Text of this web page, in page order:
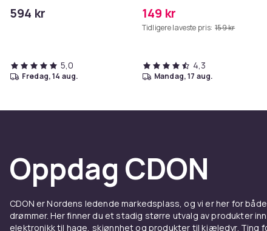
594 kr
5,0
fredag, 14 aug.
MAXV/S50/S51/S55/S5/S60/
149 kr
Tidligere laveste pris: 159 kr
4,3
mandag, 17 aug.
Oppdag CDON
CDON er Nordens ledende markedsplass, og vi er her for
drømmer. Her finner du et stadig større utvalg av produkter
elektronikk til hage, skjønnhet og produkter til kjæledyr. Ting